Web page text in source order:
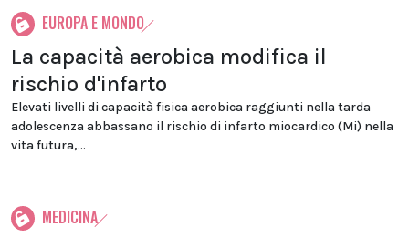
EUROPA E MONDO
La capacità aerobica modifica il
rischio d'infarto
Elevati livelli di capacità fisica aerobica raggiunti nella tarda
adolescenza abbassano il rischio di infarto miocardico (Mi) nella
vita futura,...
MEDICINA